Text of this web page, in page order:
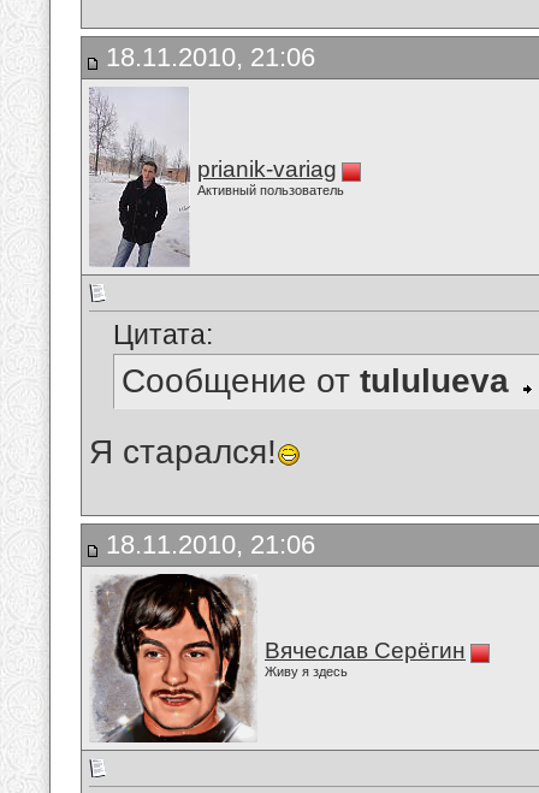
18.11.2010, 21:06
prianik-variag
Активный пользователь
Цитата:
Сообщение от tululueva
Я старался!
18.11.2010, 21:06
Вячеслав Серёгин
Живу я здесь